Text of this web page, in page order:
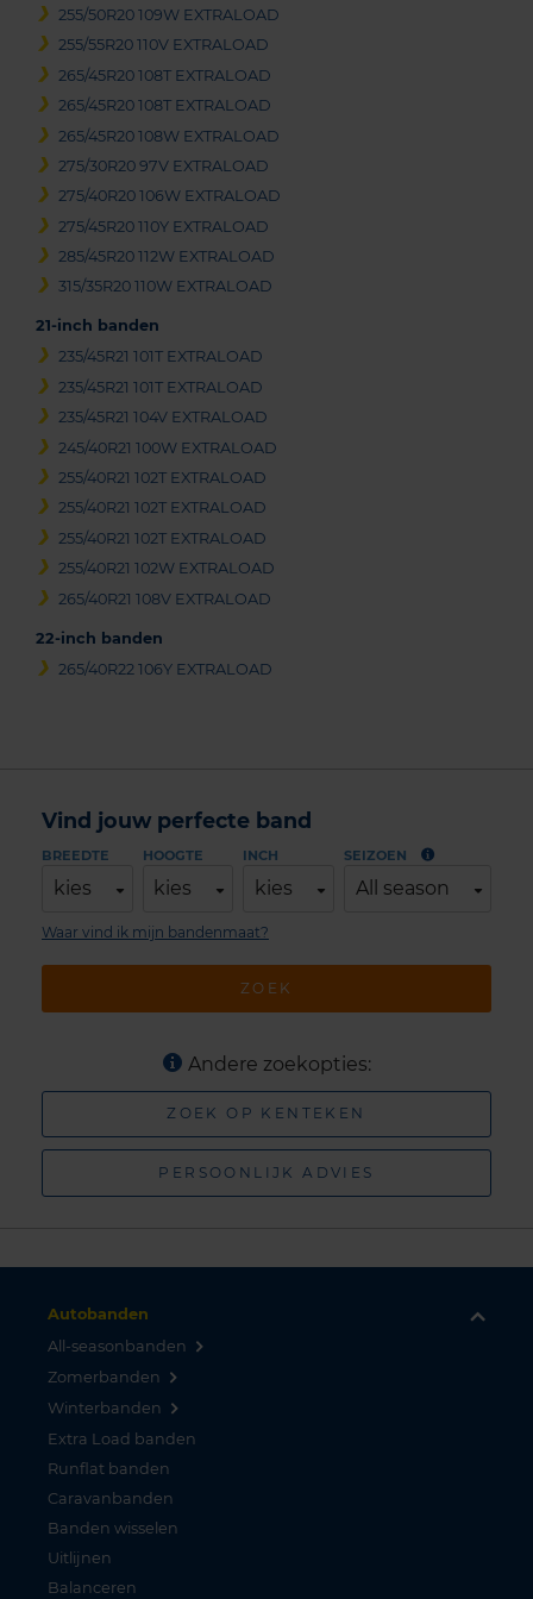
255/50R20 109W EXTRALOAD
255/55R20 110V EXTRALOAD
265/45R20 108T EXTRALOAD
265/45R20 108T EXTRALOAD
265/45R20 108W EXTRALOAD
275/30R20 97V EXTRALOAD
275/40R20 106W EXTRALOAD
275/45R20 110Y EXTRALOAD
285/45R20 112W EXTRALOAD
315/35R20 110W EXTRALOAD
21-inch banden
235/45R21 101T EXTRALOAD
235/45R21 101T EXTRALOAD
235/45R21 104V EXTRALOAD
245/40R21 100W EXTRALOAD
255/40R21 102T EXTRALOAD
255/40R21 102T EXTRALOAD
255/40R21 102T EXTRALOAD
255/40R21 102W EXTRALOAD
265/40R21 108V EXTRALOAD
22-inch banden
265/40R22 106Y EXTRALOAD
Vind jouw perfecte band
BREEDTE
kies
HOOGTE
kies
INCH
kies
SEIZOEN
All season
ZOEK
Waar vind ik mijn bandenmaat?
Andere zoekopties:
ZOEK OP KENTEKEN
PERSOONLIJK ADVIES
Autobanden
All-seasonbanden
Zomerbanden
Winterbanden
Extra Load banden
Runflat banden
Caravanbanden
Banden wisselen
Uitlijnen
Balanceren